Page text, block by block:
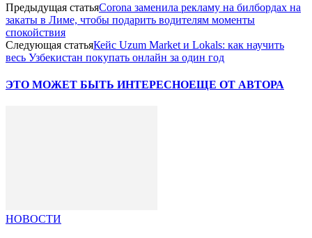
Предыдущая статьяCorona заменила рекламу на билбордах на
закаты в Лиме, чтобы подарить водителям моменты
спокойствия
Следующая статьяКейс Uzum Market и Lokals: как научить
весь Узбекистан покупать онлайн за один год
ЭТО МОЖЕТ БЫТЬ ИНТЕРЕСНОЕЩЕ ОТ АВТОРА
НОВОСТИ